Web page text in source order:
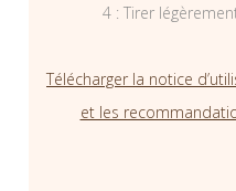
4 : Tirer
Télécharger la notice
et les